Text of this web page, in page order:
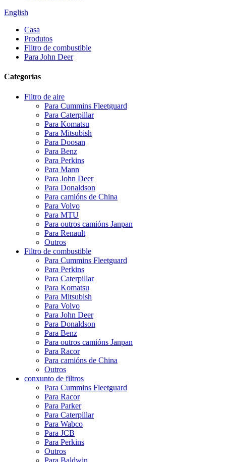
English
Casa
Produtos
Filtro de combustible
Para John Deer
Categorías
Filtro de aire
Para Cummins Fleetguard
Para Caterpillar
Para Komatsu
Para Mitsubish
Para Doosan
Para Benz
Para Perkins
Para Mann
Para John Deer
Para Donaldson
Para camións de China
Para Volvo
Para MTU
Para outros camións Janpan
Para Renault
Outros
Filtro de combustible
Para Cummins Fleetguard
Para Perkins
Para Caterpillar
Para Komatsu
Para Mitsubish
Para Volvo
Para John Deer
Para Donaldson
Para Benz
Para outros camións Janpan
Para Racor
Para camións de China
Outros
conxunto de filtros
Para Cummins Fleetguard
Para Racor
Para Parker
Para Caterpillar
Para Wabco
Para JCB
Para Perkins
Outros
Para Baldwin